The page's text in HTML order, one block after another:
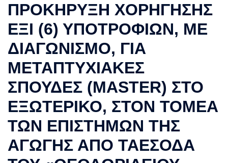
ΠΡΟΚΗΡΥΞΗ ΧΟΡΗΓΗΣΗΣ
ΕΞΙ (6) ΥΠΟΤΡΟΦΙΩΝ, ΜΕ
ΔΙΑΓΩΝΙΣΜΟ, ΓΙΑ
ΜΕΤΑΠΤΥΧΙΑΚΕΣ
ΣΠΟΥΔΕΣ (MASTER) ΣΤΟ
ΕΞΩΤΕΡΙΚΟ, ΣΤΟΝ ΤΟΜΕΑ
ΤΩΝ ΕΠΙΣΤΗΜΩΝ ΤΗΣ
ΑΓΩΓΗΣ ΑΠΟ ΤΑΕΣΟΔΑ